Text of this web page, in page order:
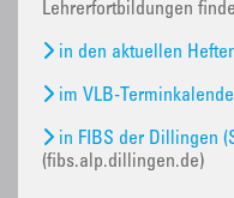
Lehrerfortbildungen
in den aktuellen
im VLB-
in FIBS der Dillingen
(fibs.alp.dillingen.de)